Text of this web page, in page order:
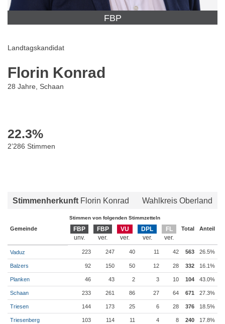
FBP
Landtagskandidat
Florin Konrad
28 Jahre, Schaan
22.3%
2’286 Stimmen
Stimmenherkunft Florin Konrad Wahlkreis Oberland
Stimmen von folgenden Stimmzetteln
Gemeinde FBP FBP VU DPL FL Total Anteil
Vaduz 223 247 40 11 42 563 26.5%
Balzers 92 150 50 12 28 332 16.1%
Planken 46 43 2 3 10 104 43.0%
Schaan 233 261 86 27 64 671 27.3%
Triesen 144 173 25 6 28 376 18.5%
Triesenberg 103 114 11 4 8 240 17.8%